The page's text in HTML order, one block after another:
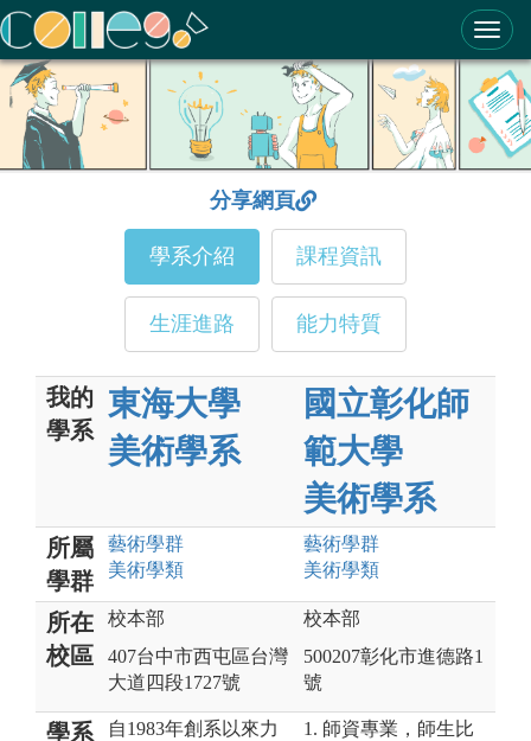
ColleGo! 大學選才與高中育才輔助系統
分享網頁
學系介紹 課程資訊
生涯進路 能力特質
我的
學系
東海大學
美術學系
國立彰化師
範大學
美術學系
所屬
學群
藝術學群
美術學類
藝術學群
美術學類
所在
校區
校本部
407台中市西屯區台灣
大道四段1727號
校本部
500207彰化市進德路1
號
學系
自1983年創系以來力
1. 師資專業，師生比